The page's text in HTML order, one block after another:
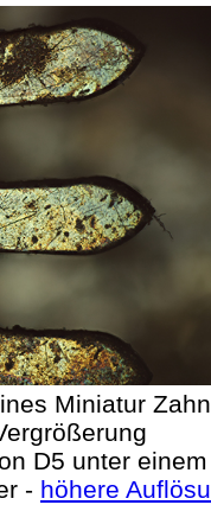
Miniatur
D5 unter einem
- höhere